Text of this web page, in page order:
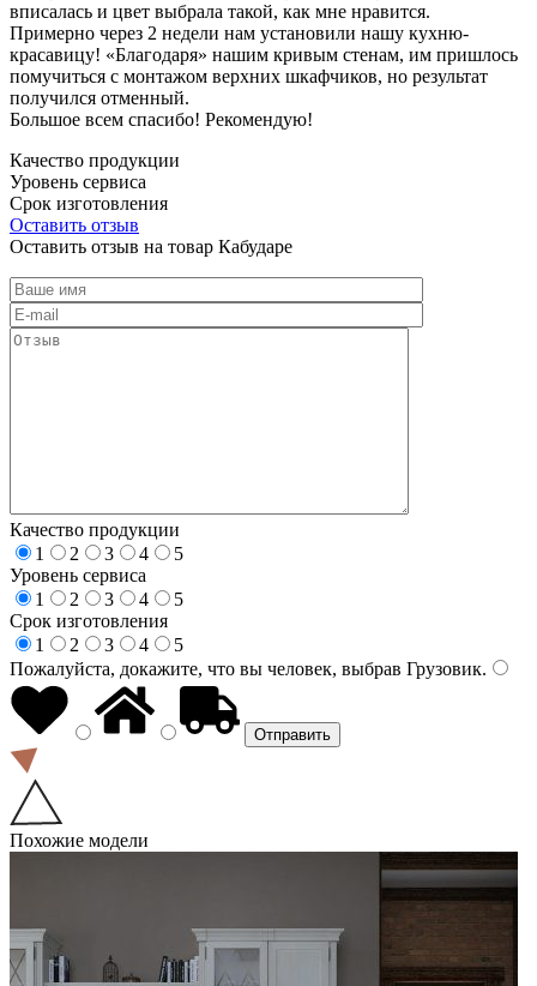
вписалась и цвет выбрала такой, как мне нравится.
Примерно через 2 недели нам установили нашу кухню-
красавицу! «Благодаря» нашим кривым стенам, им пришлось
помучиться с монтажом верхних шкафчиков, но результат
получился отменный.
Большое всем спасибо! Рекомендую!
Качество продукции
Уровень сервиса
Срок изготовления
Оставить отзыв
Оставить отзыв на товар Кабударе
Качество продукции
1
2 3 4
5
Уровень сервиса
1
2 3 4
5
Срок изготовления
1
2 3 4
5
Пожалуйста, докажите, что вы человек, выбрав Грузовик.
Похожие модели